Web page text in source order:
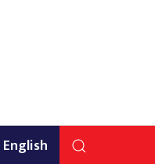
English